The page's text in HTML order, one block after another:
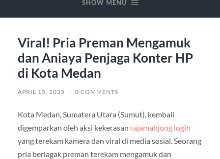
SHOW MENU
Viral! Pria Preman Mengamuk
dan Aniaya Penjaga Konter HP
di Kota Medan
APRIL 15, 2025 / 0 COMMENTS
Kota Medan, Sumatera Utara (Sumut), kembali
digemparkan oleh aksi kekerasan rajamahjong login
yang terekam kamera dan viral di media sosial. Seorang
pria berlagak preman terekam mengamuk dan